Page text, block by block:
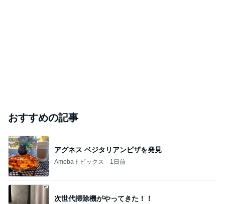
おすすめの記事
アグネス ベジタリアンピザを発見
Amebaトピックス 1日前
次世代掃除機がやってきた！！